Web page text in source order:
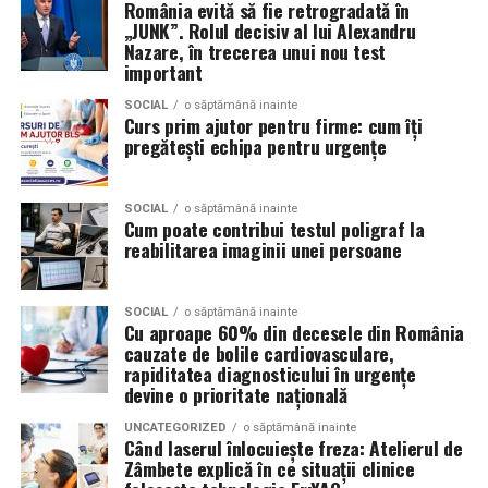
Audi;
Skoda;
Seat;
Porsche;
Opel;
Ford;
Renault și altele.
Compatibilitatea exactă trebuie verificată întotdeauna
în manualul vehiculului sau în documentația tehnică a
producătorului.
Este potrivit pentru motoarele diesel?
Da.
Aceasta nu doar că îmbunătățește percepția față de
eveniment, dar poate și atrage mai mulți participanți
care sunt interesați de susținerea unor cauze ecologice.
Promovând un eveniment “verde”, organizatorii pot
atrage atenția asupra angajamentului față de protejarea
mediului și față de responsabilitatea socială.
Participanții vor aprecia cu siguranță faptul că
organizatorii au ales să adopte soluții care protejează
natura. De asemenea, acest lucru poate contribui la
creșterea reputației evenimentului și la creșterea
numărului de participanți în edițiile viitoare.
Confortul participanților
Deși un eveniment verde presupune economii de costuri
și un impact pozitiv asupra mediului, nu trebuie să se
facă compromisuri în ceea ce privește confortul
România evită să fie retrogradată în
„JUNK”. Rolul decisiv al lui Alexandru
Nazare, în trecerea unui nou test
important
SOCIAL o săptămână inainte
Curs prim ajutor pentru firme: cum îți
pregătești echipa pentru urgențe
SOCIAL o săptămână inainte
Cum poate contribui testul poligraf la
reabilitarea imaginii unei persoane
SOCIAL o săptămână inainte
Cu aproape 60% din decesele din România
cauzate de bolile cardiovasculare,
rapiditatea diagnosticului în urgențe
devine o prioritate națională
UNCATEGORIZED o săptămână inainte
Când laserul înlocuiește freza: Atelierul de
Zâmbete explică în ce situații clinice